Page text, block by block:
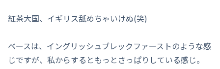
紅茶大国、イギリス舐めちゃいけぬ(笑)
ベースは、イングリッシュブレックファーストのような感
じですが、私からするともっとさっぱりしている感じ。